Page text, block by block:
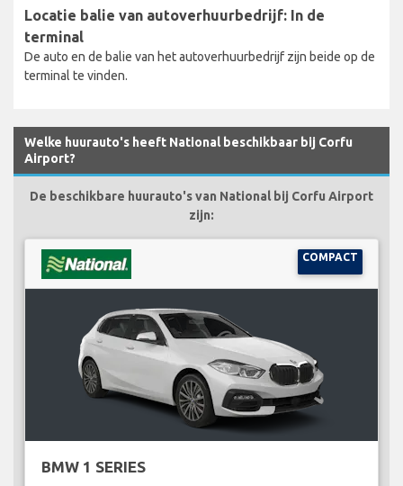
Locatie balie van autoverhuurbedrijf: In de
terminal
De auto en de balie van het autoverhuurbedrijf zijn beide op de
terminal te vinden.
Welke huurauto's heeft National beschikbaar bij Corfu
Airport?
De beschikbare huurauto's van National bij Corfu Airport
zijn:
COMPACT
BMW 1 SERIES